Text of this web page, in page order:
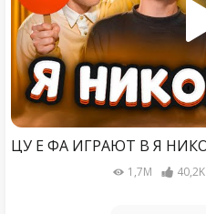
1,7M 40,2K